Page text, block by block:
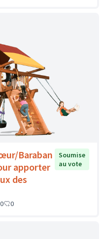
Baraban
apporter
des
Soumise
au vote
0 0